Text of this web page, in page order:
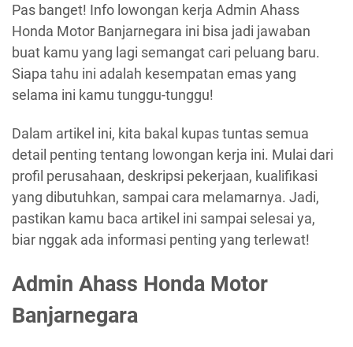
Pas banget! Info lowongan kerja Admin Ahass
Honda Motor Banjarnegara ini bisa jadi jawaban
buat kamu yang lagi semangat cari peluang baru.
Siapa tahu ini adalah kesempatan emas yang
selama ini kamu tunggu-tunggu!
Dalam artikel ini, kita bakal kupas tuntas semua
detail penting tentang lowongan kerja ini. Mulai dari
profil perusahaan, deskripsi pekerjaan, kualifikasi
yang dibutuhkan, sampai cara melamarnya. Jadi,
pastikan kamu baca artikel ini sampai selesai ya,
biar nggak ada informasi penting yang terlewat!
Admin Ahass Honda Motor
Banjarnegara